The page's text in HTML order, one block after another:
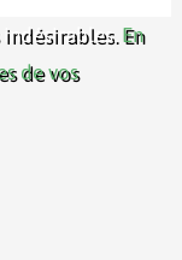
En
de vos